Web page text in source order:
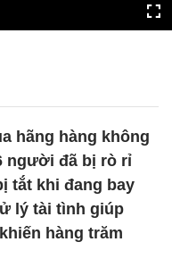
hãng hàng không
người đã bị rò rỉ
tắt khi đang bay
lý tài tình giúp
hàng trăm